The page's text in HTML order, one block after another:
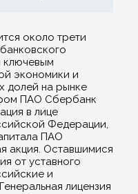
около трети
ключевым
экономики и
долей на рынке
ПАО Сбербанк
в лице
Федерации,
ПАО
акция. Оставшимися
от уставного
и
лицензия